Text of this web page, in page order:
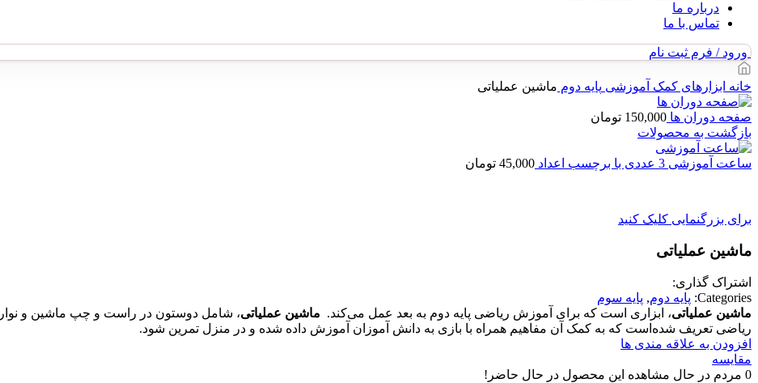
درباره ما
تماس با ما
ورود / فرم ثبت نام
خانه ابزارهای کمک آموزشی پایه دوم ماشین عملیاتی
صفحه دوران ها 150,000 تومان
بازگشت به محصولات
ساعت آموزشی 3 عددی با برچسب اعداد 45,000 تومان
برای بزرگنمایی کلیک کنید
ماشین عملیاتی
اشتراک گذاری:
Categories: پایه دوم, پایه سوم
ماشین عملیاتی، ابزاری است که برای آموزش ریاضی پایه دوم به بعد عمل می‌کند. ماشین عملیاتی، شامل دوستون در راست و چپ ماشین و
ریاضی تعریف شده‌است که به کمک آن مفاهیم همراه با بازی به دانش آموزان آموزش داده شده و در منزل تمرین شود.
افزودن به علاقه مندی ها
مقایسه
0 مردم در حال مشاهده این محصول در حال حاضر!